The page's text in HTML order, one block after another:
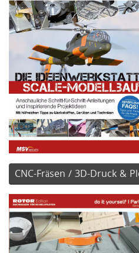
CNC-Fräsen / 3D-Druck &